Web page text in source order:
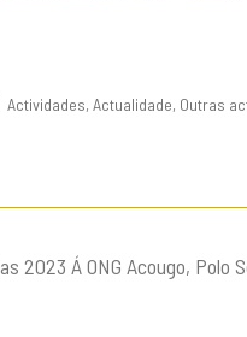
Actividades,Actualidade, Outras
2023 Á ONG Acougo, Polo